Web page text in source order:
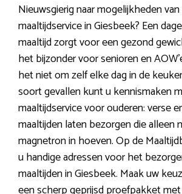
Nieuwsgierig naar mogelijkheden
maaltijdservice in Giesbeek? Een
maaltijd zorgt voor een gezond
het bijzonder voor senioren en
het niet om zelf elke dag in de
soort gevallen kunt u kennismaken
maaltijdservice voor ouderen: verse
maaltijden laten bezorgen die alleen
magnetron in hoeven. Op de
u handige adressen voor het
maaltijden in Giesbeek. Maak uw
een scherp geprijsd proefpakket